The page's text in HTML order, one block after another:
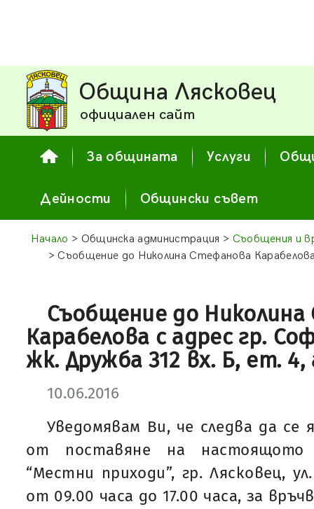
Община Лясковец
официален сайт
За общината Услуги
Дейности Общински съвет
Начало > Общинска администрация > Съобщения и
> Съобщение до Николина Стефанова
Съобщение до
Карабелова с адрес гр.
жк. Дружба 312 вх. Б, ет. 4,
10.06.2016
Уведомявам Ви, че следва да се
от поставяне на
“Местни приходи”, гр. Лясковец,
от 09.00 часа до 17.00 часа, за